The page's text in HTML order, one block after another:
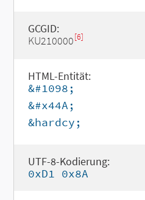
GCGID:
KU210000[6]
HTML-Entität:
&#1098;
&#x44A;
&hardcy;
UTF-8-Kodierung:
0xD1 0x8A